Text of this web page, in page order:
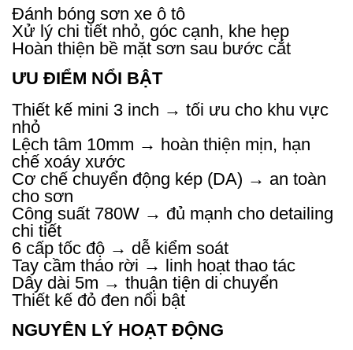
Đánh bóng sơn xe ô tô
Xử lý chi tiết nhỏ, góc cạnh, khe hẹp
Hoàn thiện bề mặt sơn sau bước cắt
ƯU ĐIỂM NỔI BẬT
Thiết kế mini 3 inch → tối ưu cho khu vực
nhỏ
Lệch tâm 10mm → hoàn thiện mịn, hạn
chế xoáy xước
Cơ chế chuyển động kép (DA) → an toàn
cho sơn
Công suất 780W → đủ mạnh cho detailing
chi tiết
6 cấp tốc độ → dễ kiểm soát
Tay cầm tháo rời → linh hoạt thao tác
Dây dài 5m → thuận tiện di chuyển
Thiết kế đỏ đen nổi bật
NGUYÊN LÝ HOẠT ĐỘNG